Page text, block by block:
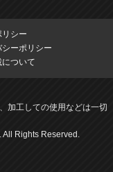
リシー
シーポリシー
について
加工しての使用などは一切
Rights Reserved.